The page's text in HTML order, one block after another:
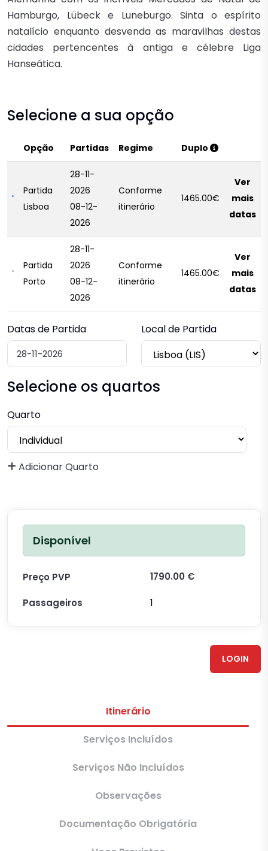
Hamburgo, Lübeck e Luneburgo. Sinta o espírito
natalício enquanto desvenda as maravilhas destas
cidades pertencentes à antiga e célebre Liga
Hanseática.
Selecione a sua opção
Opção Partidas Regime Duplo
Partida
Lisboa
28-11-
2026
08-12-
2026
Conforme
itinerário
1465.00€
Ver
mais
datas
Partida
Porto
28-11-
2026
08-12-
2026
Conforme
itinerário
1465.00€
Ver
mais
datas
Datas de Partida Local de Partida
Selecione os quartos
Quarto
Adicionar Quarto
Disponível
Preço PVP 1790.00 €
Passageiros 1
LOGIN
Itinerário
Serviços Incluídos
Serviços Não Incluídos
Observações
Documentação Obrigatória